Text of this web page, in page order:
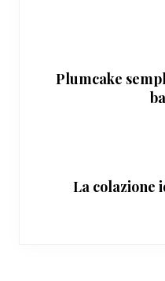
Plumcake
La colazione